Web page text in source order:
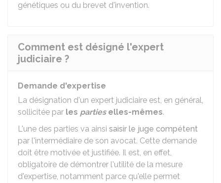
génétiques ou du brevet d'invention.
Comment est désigné l'expert
judiciaire ?
Demande d'expertise
La désignation d'un expert judiciaire est, en général,
sollicitée par les partieselles-mêmes.
L'une des parties va ainsi saisir le juge compétent
par l'intermédiaire de son avocat. Cette demande
doit être motivée et justifiée. Il est, en effet,
obligatoire de démontrer l'utilité de la mesure
d'expertise, notamment parce qu'elle permet